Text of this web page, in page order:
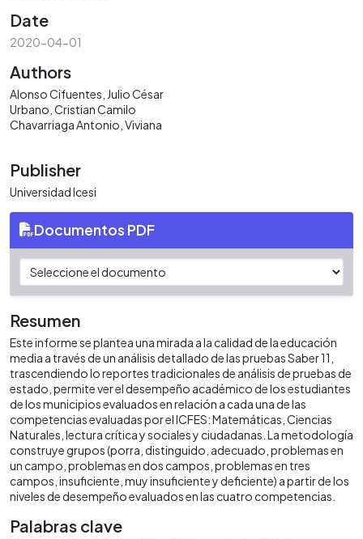
Date
2020-04-01
Authors
Alonso Cifuentes, Julio César
Urbano, Cristian Camilo
Chavarriaga Antonio, Viviana
Publisher
Universidad Icesi
Documentos PDF
Resumen
Este informe se plantea una mirada a la calidad de la educación
media a través de un análisis detallado de las pruebas Saber 11,
trascendiendo lo reportes tradicionales de análisis de pruebas de
estado, permite ver el desempeño académico de los estudiantes
de los municipios evaluados en relación a cada una de las
competencias evaluadas por el ICFES: Matemáticas, Ciencias
Naturales, lectura crítica y sociales y ciudadanas. La metodología
construye grupos (porra, distinguido, adecuado, problemas en
un campo, problemas en dos campos, problemas en tres
campos, insuficiente, muy insuficiente y deficiente) a partir de los
niveles de desempeño evaluados en las cuatro competencias.
Palabras clave